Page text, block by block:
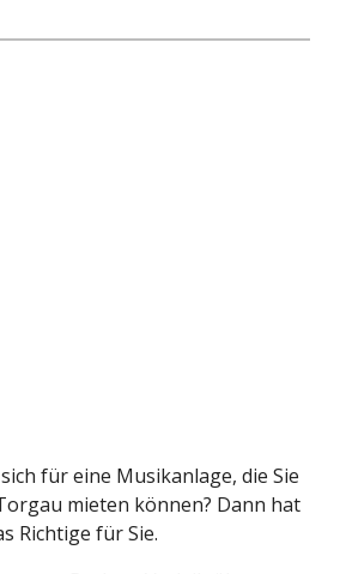
für eine Musikanlage, die Sie
mieten können? Dann hat
Richtige für Sie.